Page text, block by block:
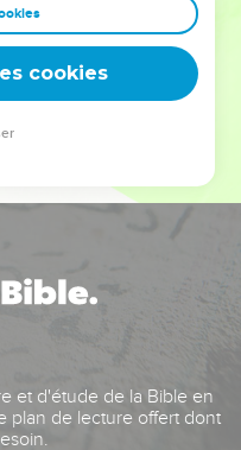
afin que leurs erreurs
guidiez un ministère, une
leur expérience est faite
et d'étude de la Bible en
plan de lecture offert dont
cookies